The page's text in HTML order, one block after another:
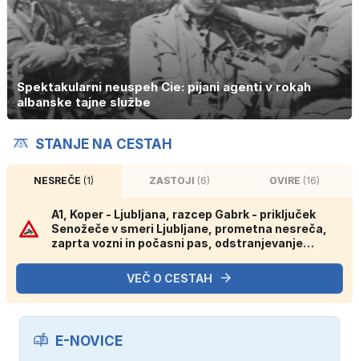
Spektakularni neuspeh Cie: pijani agenti v rokah
albanske tajne službe
STANJE NA CESTAH
NESREČE(1) ZASTOJI (6) OVIRE (16)
A1, Koper - Ljubljana, razcep Gabrk - priključek
Senožeče v smeri Ljubljane, prometna nesreča,
zaprta vozni in počasni pas, odstranjevanje
VEČ O CESTAH
E-NOVICE